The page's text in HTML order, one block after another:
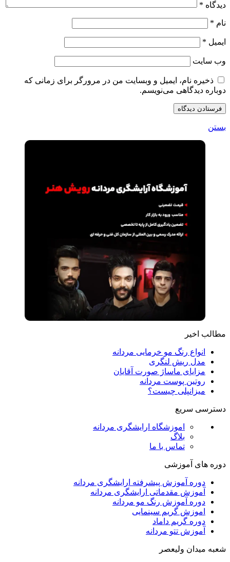
دیدگاه *
نام *
ایمیل *
وب‌ سایت
ذخیره نام، ایمیل و وبسایت من در مرورگر برای زمانی که
دوباره دیدگاهی می‌نویسم.
بستن
مطالب اخیر
انواع رنگ مو خرمایی مردانه
مدل ریش لنگری
مزایای ماساژ صورت آقایان
روتین پوست مردانه
میزانپلی چیست؟
دسترسی سریع
اموزشگاه ارایشگری مردانه
بلاگ
تماس با ما
دوره های آموزشی
دوره آموزش پیشرفته ارایشگری مردانه
آموزش مقدماتی ارایشگری مردانه
دوره آموزش رنگ مو مردانه
اموزش گریم سینمایی
دوره گریم داماد
آموزش تتو مردانه
شعبه میدان ولیعصر